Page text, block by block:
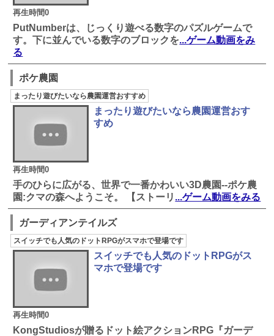
再生時間0
PutNumberは、じっくり遊べる数字のパズルゲームで
す。下に並んでいる数字のブロックを...ゲーム動画をみ
る
ポケ農園
まったり遊びたいなら農園運営おすすめ
再生時間0
まったり遊びたいなら農園運営おす
すめ
手のひらに広がる、世界で一番かわいい3D農園--ポケ農
園:クマの森へようこそ。 【ストーリ ...ゲーム動画をみる
ガーディアンテイルズ
スイッチでも人気のドットRPGがスマホで登場です
再生時間0
スイッチでも人気のドットRPGがス
マホで登場です
KongStudiosが贈るドット絵アクションRPG『ガーデ